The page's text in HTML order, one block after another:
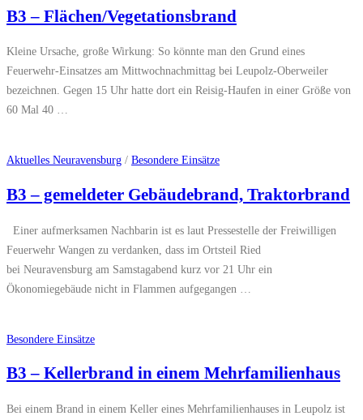
B3 – Flächen/Vegetationsbrand
Kleine Ursache, große Wirkung: So könnte man den Grund eines
Feuerwehr-Einsatzes am Mittwochnachmittag bei Leupolz-Oberweiler
bezeichnen. Gegen 15 Uhr hatte dort ein Reisig-Haufen in einer Größe von
60 Mal 40 …
Aktuelles Neuravensburg / Besondere Einsätze
B3 – gemeldeter Gebäudebrand, Traktorbrand
Einer aufmerksamen Nachbarin ist es laut Pressestelle der Freiwilligen
Feuerwehr Wangen zu verdanken, dass im Ortsteil Ried
bei Neuravensburg am Samstagabend kurz vor 21 Uhr ein
Ökonomiegebäude nicht in Flammen aufgegangen …
Besondere Einsätze
B3 – Kellerbrand in einem Mehrfamilienhaus
Bei einem Brand in einem Keller eines Mehrfamilienhauses in Leupolz ist